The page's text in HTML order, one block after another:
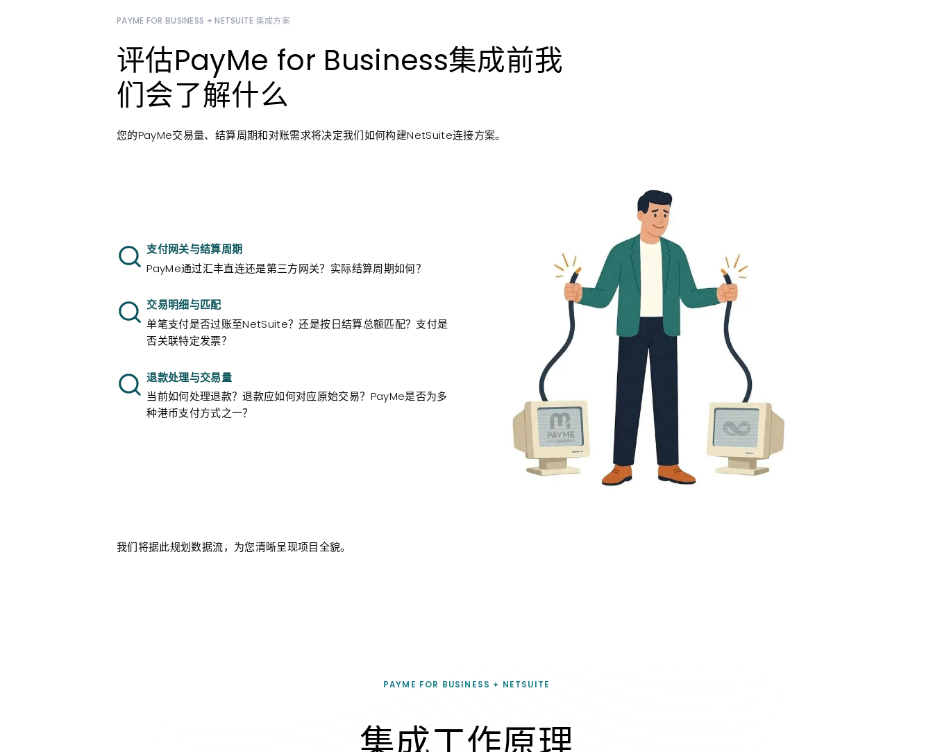
PAYME FOR BUSINESS + NETSUITE 集成方案
评估PayMe for Business集成前我
们会了解什么
您的PayMe交易量、结算周期和对账需求将决定我们如何构建NetSuite连接方案。
支付网关与结算周期
PayMe通过汇丰直连还是第三方网关？实际结算周期如何？
交易明细与匹配
单笔支付是否过账至NetSuite？还是按日结算总额匹配？支付是
否关联特定发票？
退款处理与交易量
当前如何处理退款？退款应如何对应原始交易？PayMe是否为多
种港币支付方式之一？
我们将据此规划数据流，为您清晰呈现项目全貌。
PAYME FOR BUSINESS + NETSUITE